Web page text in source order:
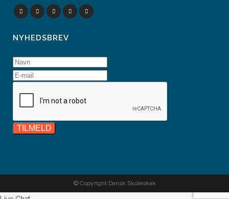
NYHEDSBREV
© Copyright Dansk Skoleskak